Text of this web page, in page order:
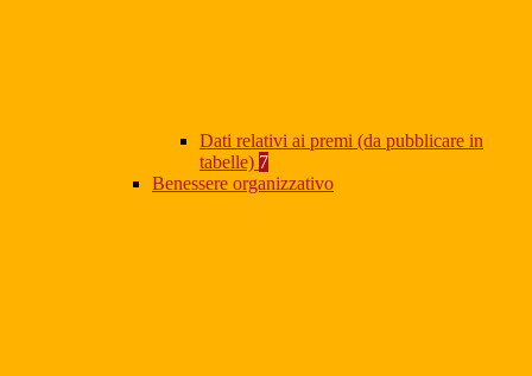
Dati relativi ai premi (da pubblicare in
tabelle) 7
Benessere organizzativo